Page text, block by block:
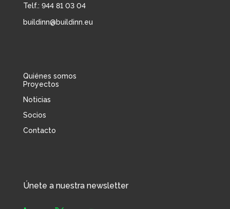
Telf.: 944 81 03 04
buildinn@buildinn.eu
Quiénes somos
Proyectos
Noticias
Socios
Contacto
Únete a nuestra newsletter